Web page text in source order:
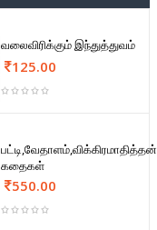
வலைவிரிக்கும் இந்துத்துவம்
125.00
பட்டி,வேதாளம்,விக்கிரமாதித்தன்
கதைகள்
550.00